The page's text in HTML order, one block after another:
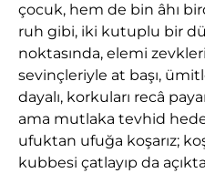
çocuk, hem de bin âhı
ruh gibi, iki kutuplu bir
noktasında, elemi
sevinçleriyle at başı,
dayalı, korkuları recâ
ama mutlaka tevhid
ufuktan ufuğa koşarız;
kubbesi çatlayıp da